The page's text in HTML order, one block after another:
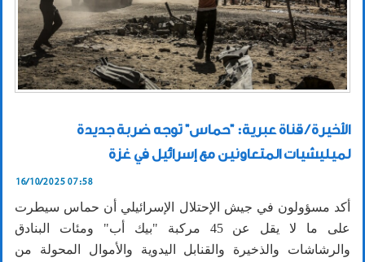
الأخيرة / قناة عبرية: "حماس" توجه ضربة جديدة
لميليشيات المتعاونين مع إسرائيل في غزة
16/10/2025 07:58
أكد مسؤولون في جيش الإحتلال الإسرائيلي أن حماس سيطرت
على ما لا يقل عن 45 مركبة "بيك أب" ومئات البنادق
والرشاشات والذخيرة والقنابل اليدوية والأموال المحولة من